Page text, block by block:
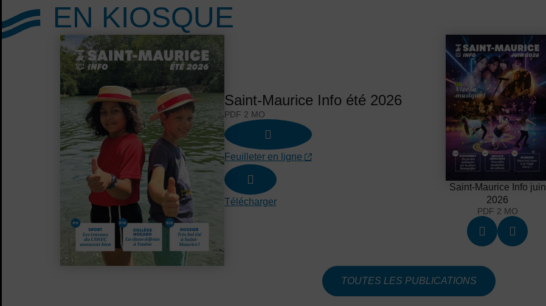
EN KIOSQUE
Saint-Maurice Info été 2026
PDF 2 MO
Feuilleter en ligne
Télécharger
Saint-Maurice Info juin
2026
PDF 2 MO
TOUTES LES PUBLICATIONS